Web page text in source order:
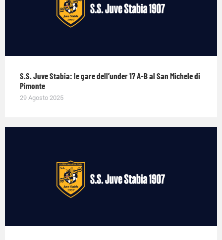
S.S. Juve Stabia: le gare dell’under 17 A-B al San Michele di
Pimonte
29 Agosto 2025